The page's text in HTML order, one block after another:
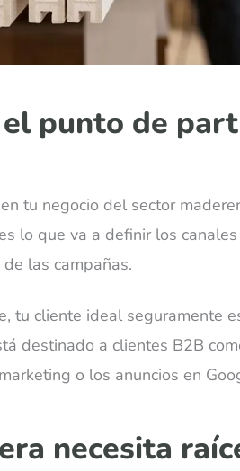
punto de
tu negocio del sector
lo que va a definir los
las campañas.
tu cliente ideal seguramente
destinado a clientes B2B
o los anuncios en
necesita